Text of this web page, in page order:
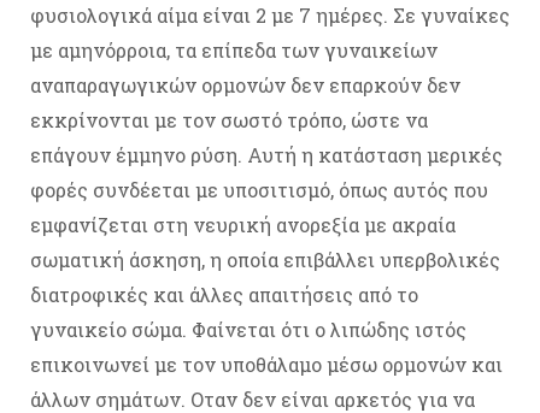
φυσιολογικά αίμα είναι 2 με 7 ημέρες. Σε γυναίκες
με αμηνόρροια, τα επίπεδα των γυναικείων
αναπαραγωγικών ορμονών δεν επαρκούν δεν
εκκρίνονται με τον σωστό τρόπο, ώστε να
επάγουν έμμηνο ρύση. Αυτή η κατάσταση μερικές
φορές συνδέεται με υποσιτισμό, όπως αυτός που
εμφανίζεται στη νευρική ανορεξία με ακραία
σωματική άσκηση, η οποία επιβάλλει υπερβολικές
διατροφικές και άλλες απαιτήσεις από το
γυναικείο σώμα. Φαίνεται ότι ο λιπώδης ιστός
επικοινωνεί με τον υποθάλαμο μέσω ορμονών και
άλλων σημάτων. Οταν δεν είναι αρκετός για να